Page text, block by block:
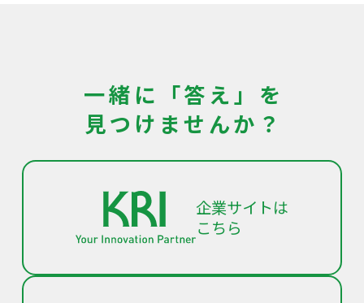
一緒に「答え」を
見つけませんか？
企業サイトは
こちら